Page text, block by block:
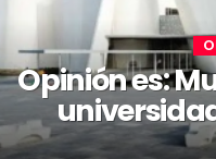
Opinión es: